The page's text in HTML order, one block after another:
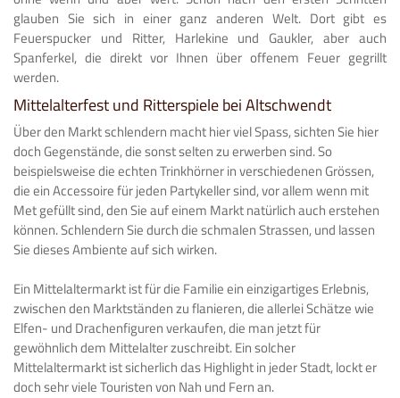
glauben Sie sich in einer ganz anderen Welt. Dort gibt es
Feuerspucker und Ritter, Harlekine und Gaukler, aber auch
Spanferkel, die direkt vor Ihnen über offenem Feuer gegrillt
werden.
Mittelalterfest und Ritterspiele bei Altschwendt
Über den Markt schlendern macht hier viel Spass, sichten Sie hier
doch Gegenstände, die sonst selten zu erwerben sind. So
beispielsweise die echten Trinkhörner in verschiedenen Grössen,
die ein Accessoire für jeden Partykeller sind, vor allem wenn mit
Met gefüllt sind, den Sie auf einem Markt natürlich auch erstehen
können. Schlendern Sie durch die schmalen Strassen, und lassen
Sie dieses Ambiente auf sich wirken.
Ein Mittelaltermarkt ist für die Familie ein einzigartiges Erlebnis,
zwischen den Marktständen zu flanieren, die allerlei Schätze wie
Elfen- und Drachenfiguren verkaufen, die man jetzt für
gewöhnlich dem Mittelalter zuschreibt. Ein solcher
Mittelaltermarkt ist sicherlich das Highlight in jeder Stadt, lockt er
doch sehr viele Touristen von Nah und Fern an.